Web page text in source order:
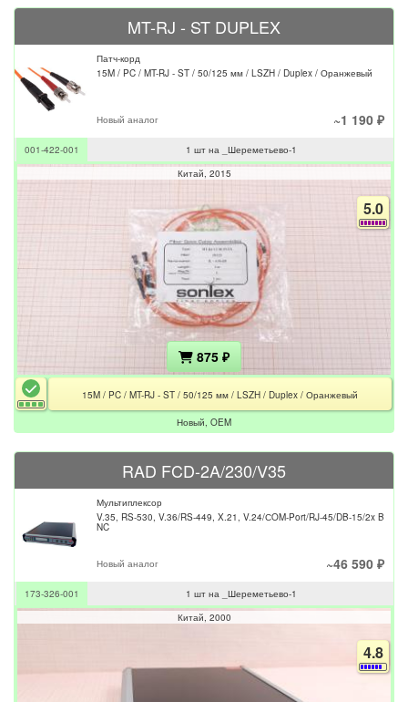
MT-RJ - ST DUPLEX
Патч-корд
15M / PC / MT-RJ - ST / 50/125 мм / LSZH / Duplex / Оранжевый
Новый аналог ~1 190 ₽
001-422-001
1 шт на _Шереметьево-1
Китай 2015
5.0
875 ₽
15M / PC / MT-RJ - ST / 50/125 мм / LSZH / Duplex / Оранжевый
Новый, OEM
RAD FCD-2A/230/V35
Мультиплексор
V.35, RS-530, V.36/RS-449, X.21, V.24/СOM-Port/RJ-45/DB-15/2x B
NC
Новый аналог ~46 590 ₽
173-326-001
1 шт на _Шереметьево-1
Китай 2000
4.8